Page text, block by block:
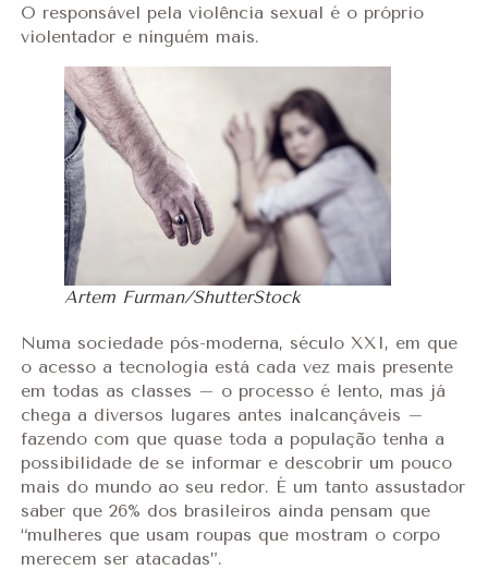
O responsável pela violência sexual é o próprio
violentador e ninguém mais.
Artem Furman/ShutterStock
Numa sociedade pós-moderna, século XXI, em que
o acesso a tecnologia está cada vez mais presente
em todas as classes – o processo é lento, mas já
chega a diversos lugares antes inalcançáveis –
fazendo com que quase toda a população tenha a
possibilidade de se informar e descobrir um pouco
mais do mundo ao seu redor. É um tanto assustador
saber que 26% dos brasileiros ainda pensam que
“mulheres que usam roupas que mostram o corpo
merecem ser atacadas”.